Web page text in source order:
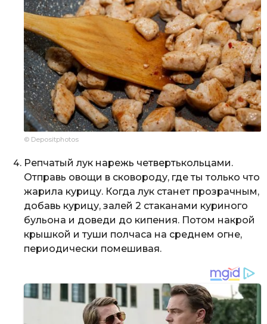
© Depositphotos
Репчатый лук нарежь четвертькольцами.
Отправь овощи в сковороду, где ты только что
жарила курицу. Когда лук станет прозрачным,
добавь курицу, залей 2 стаканами куриного
бульона и доведи до кипения. Потом накрой
крышкой и туши полчаса на среднем огне,
периодически помешивая.